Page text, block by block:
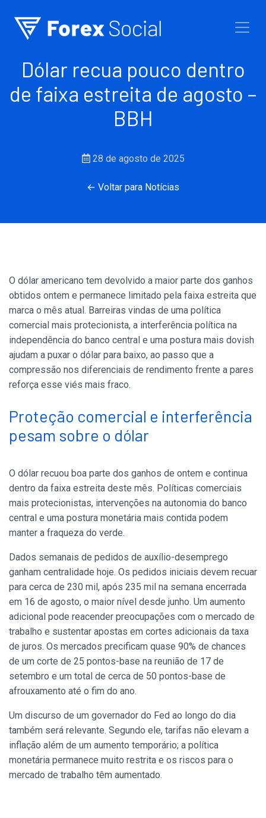
Dólar recua pouco dentro
de faixa estreita de agosto –
BBH
28 de agosto de 2025
← Voltar para Notícias
O dólar americano tem devolvido a maior parte dos ganhos
obtidos ontem e permanece limitado pela faixa estreita que
marca o mês atual. Barreiras vindas de uma política
comercial mais protecionista, a interferência política na
independência do banco central e uma postura mais dovish
ajudam a puxar o dólar para baixo, ao passo que a
compressão nos diferenciais de rendimento frente a pares
reforça esse viés mais fraco.
Proteção comercial e interferência
pesam sobre o dólar
O dólar recuou boa parte dos ganhos de ontem e continua
dentro da faixa estreita deste mês. Políticas comerciais
mais protecionistas, intervenções na autonomia do banco
central e uma postura monetária mais contida podem
manter a fraqueza do verde.
Dados semanais de pedidos de auxílio-desemprego
ganham centralidade hoje. Os pedidos iniciais devem recuar
para cerca de 230 mil, após 235 mil na semana encerrada
em 16 de agosto, o maior nível desde junho. Um aumento
adicional pode reacender preocupações com o mercado de
trabalho e sustentar apostas em cortes adicionais da taxa
de juros. Os mercados precificam quase 90% de chances
de um corte de 25 pontos-base na reunião de 17 de
setembro e um total de cerca de 50 pontos-base de
afrouxamento até o fim do ano.
Um discurso de um governador do Fed ao longo do dia
também será relevante. Segundo ele, tarifas não elevam a
inflação além de um aumento temporário; a política
monetária permanece muito restrita e os riscos para o
mercado de trabalho têm aumentado.